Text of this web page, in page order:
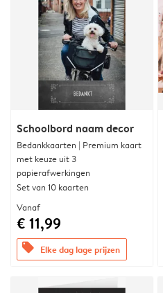
Schoolbord naam decor
Bedankkaarten | Premium kaart
met keuze uit 3
papierafwerkingen
Set van 10 kaarten
Vanaf
€ 11,99
offers Elke dag lage prijzen